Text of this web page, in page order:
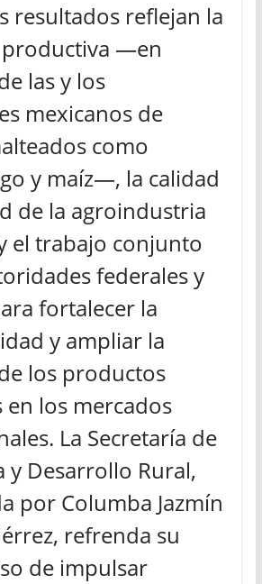
resultados reflejan la
productiva —en
las y los
mexicanos de
como
y maíz—, la calidad
de la agroindustria
el trabajo conjunto
federales y
fortalecer la
y ampliar la
los productos
en los mercados
La Secretaría de
y Desarrollo Rural,
por Columba Jazmín
refrenda su
de impulsar